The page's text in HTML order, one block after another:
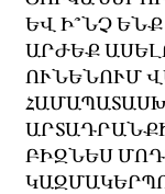
ԵՎ Ի՞ՆՉ
ԱՐԺԵՔ
ՈՒՆԵՆՈՒՄ
ԲԻԶՆԵՍ